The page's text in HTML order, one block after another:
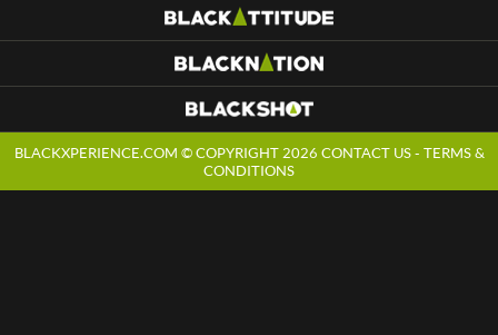
BLACKXPERIENCE.COM © COPYRIGHT 2026 CONTACT US- TERMS &
CONDITIONS